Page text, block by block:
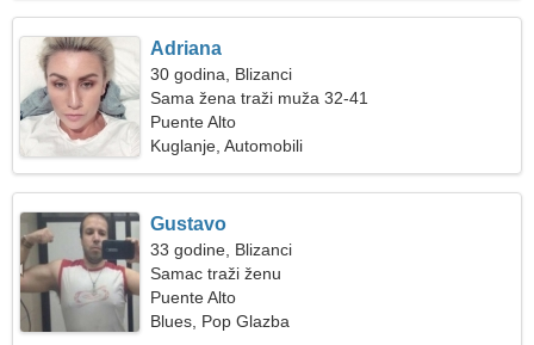
Adriana
30 godina, Blizanci
Sama žena traži muža 32-41
Puente Alto
Kuglanje, Automobili
Gustavo
33 godine, Blizanci
Samac traži ženu
Puente Alto
Blues, Pop Glazba